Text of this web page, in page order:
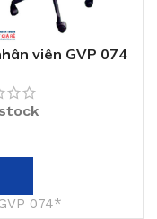
viên GVP 074
VÀO GIỎ HÀNG
074*